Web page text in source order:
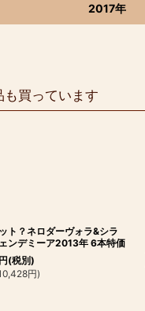
2017年
買っています
ト？ネロダーヴォラ&シラ
ンデミーア2013年 6本特価
円(税別)
円)